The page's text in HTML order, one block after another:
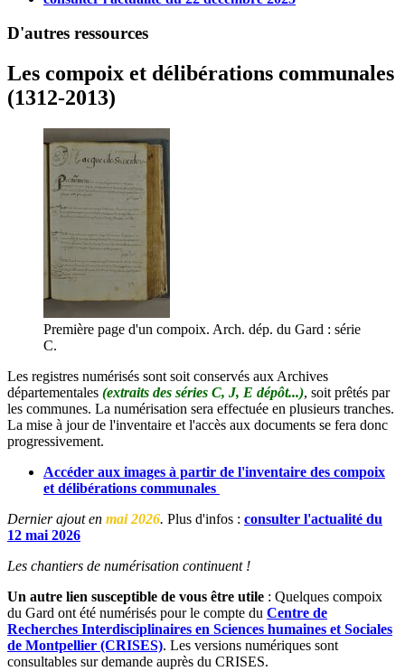
D'autres ressources
Les compoix et délibérations communales
(1312-2013)
Première page d'un compoix. Arch. dép. du Gard : série
C.
Les registres numérisés sont soit conservés aux Archives
départementales (extraits des séries C, J, E dépôt...), soit prêtés par
les communes. La numérisation sera effectuée en plusieurs tranches.
La mise à jour de l'inventaire et l'accès aux documents se fera donc
progressivement.
Accéder aux images à partir de l'inventaire des compoix
et délibérations communales
Dernier ajout en mai 2026. Plus d'infos : consulter l'actualité du
12 mai 2026
Les chantiers de numérisation continuent !
Un autre lien susceptible de vous être utile : Quelques compoix
du Gard ont été numérisés pour le compte du Centre de
Recherches Interdisciplinaires en Sciences humaines et Sociales
de Montpellier (CRISES). Les versions numériques sont
consultables sur demande auprès du CRISES.